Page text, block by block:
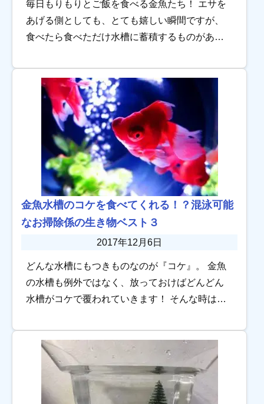
毎日もりもりとご飯を食べる金魚たち！ エサを
あげる側としても、とても嬉しい瞬間ですが、
食べたら食べただけ水槽に蓄積するものがあり
込んでしまうと大変な危険を招きます。 金魚の
フン […]
金魚水槽のコケを食べてくれる！？混泳可能
なお掃除係の生き物ベスト３
2017年12月6日
どんな水槽にもつきものなのが『コケ』。 金魚
の水槽も例外ではなく、放っておけばどんどん
水槽がコケで覆われていきます！ そんな時はエ
魚とエビでは相性が悪いです。 金魚水槽に安心